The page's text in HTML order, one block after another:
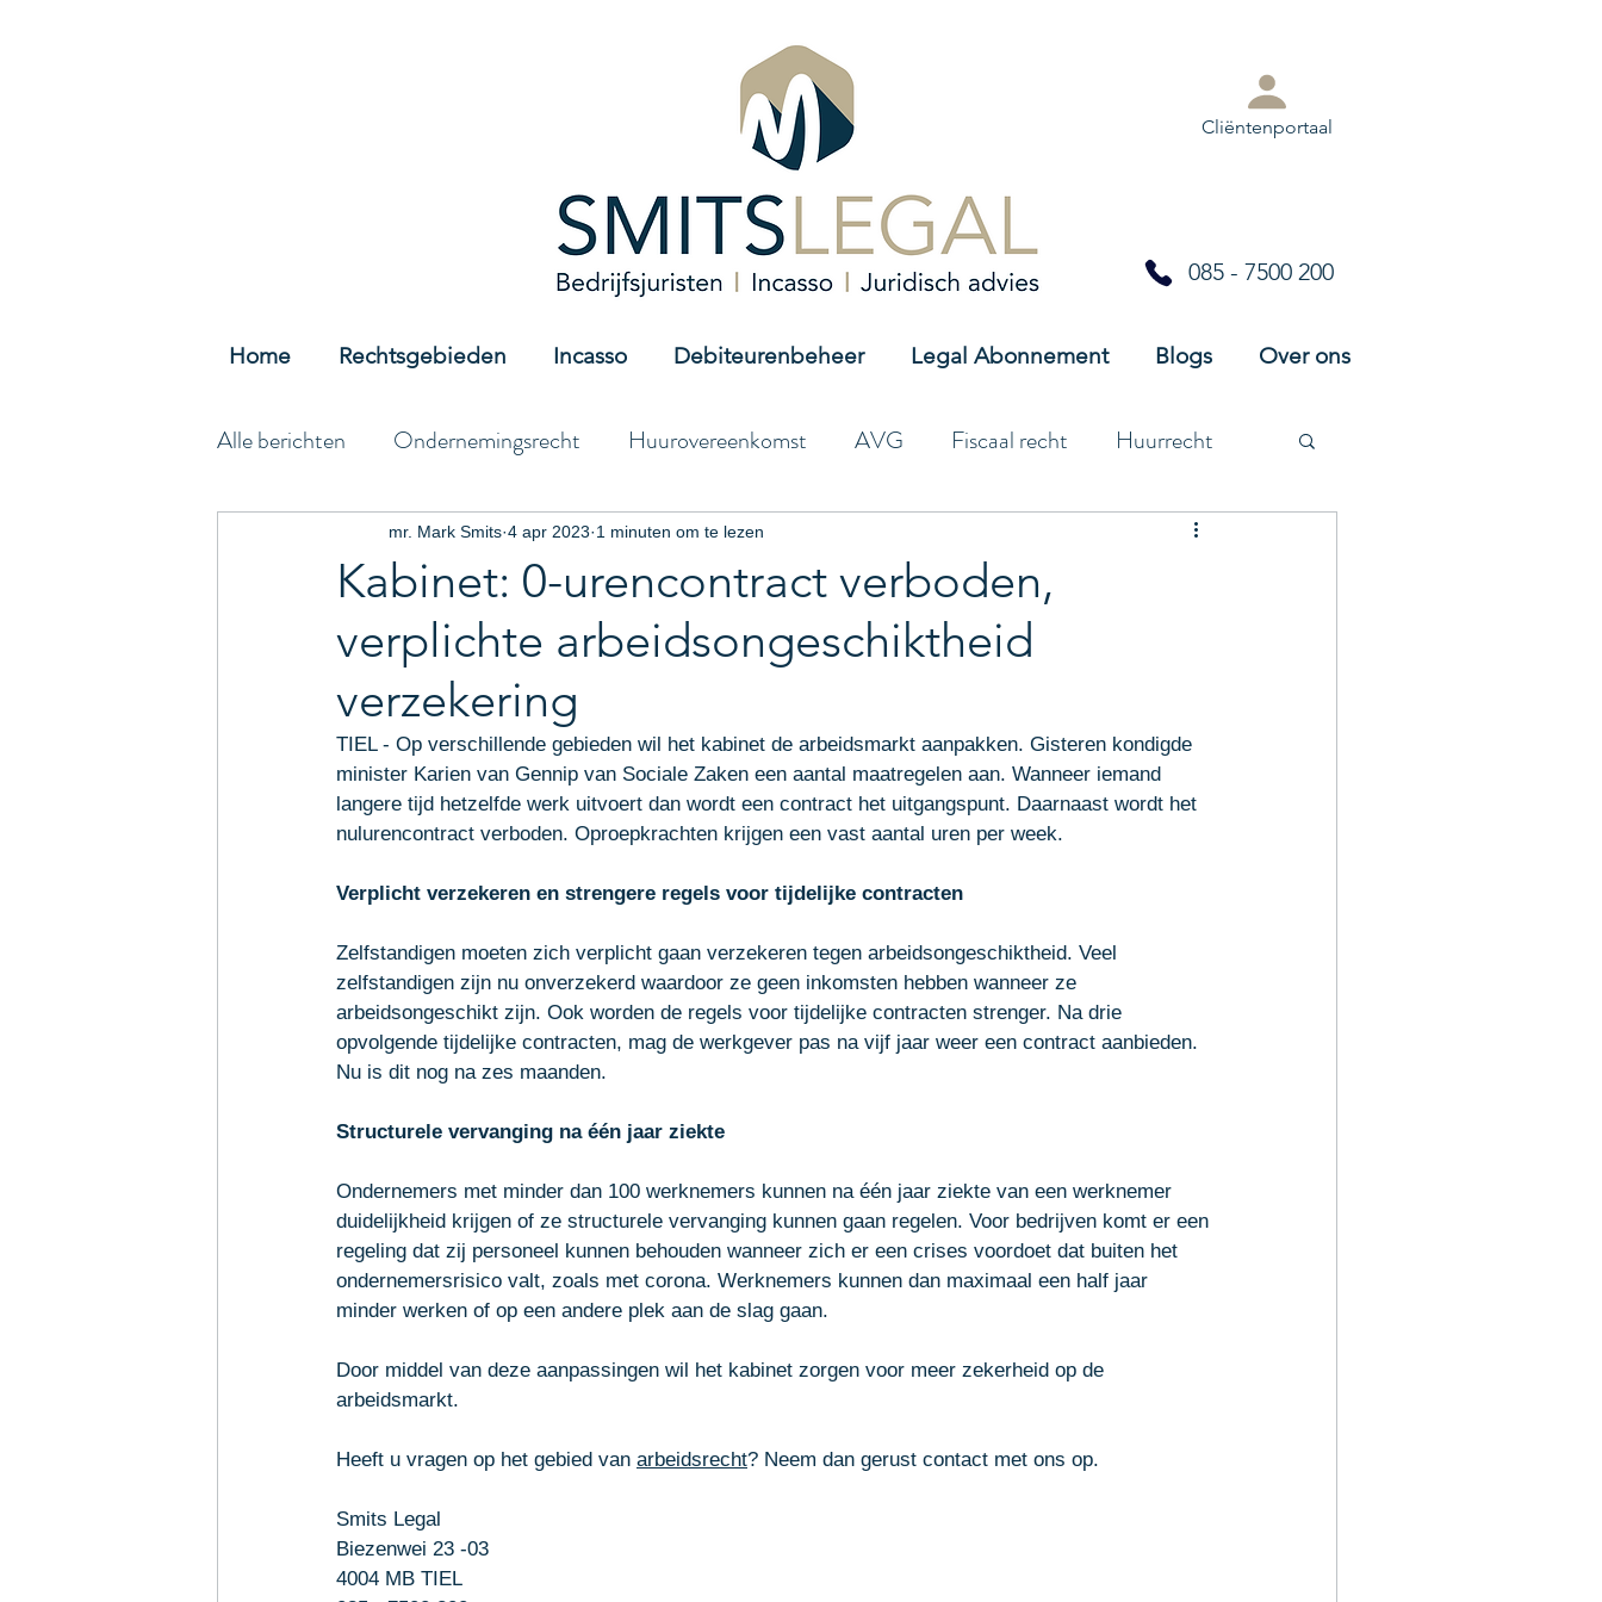
Cliëntenportaal
085 - 7500 200
Home Rechtsgebieden Incasso Debiteurenbeheer Legal Abonnement Blogs Over ons
Alle berichten Ondernemingsrecht Huurovereenkomst AVG Fiscaal recht Huurrecht
Intellectueel eigendomsrecht Bedrijfsjurist
Uw community Legal-Update Bijeenkomst ICT-Recht Facturen
Kabinet: 0-urencontract verboden,
verplichte arbeidsongeschiktheid
verzekering
mr. Mark Smits 4 apr 2023 1 minuten om te lezen
TIEL - Op verschillende gebieden wil het kabinet de arbeidsmarkt aanpakken. Gisteren kondigde
minister Karien van Gennip van Sociale Zaken een aantal maatregelen aan. Wanneer iemand
langere tijd hetzelfde werk uitvoert dan wordt een contract het uitgangspunt. Daarnaast wordt het
nulurencontract verboden. Oproepkrachten krijgen een vast aantal uren per week.
Verplicht verzekeren en strengere regels voor tijdelijke contracten
Zelfstandigen moeten zich verplicht gaan verzekeren tegen arbeidsongeschiktheid. Veel
zelfstandigen zijn nu onverzekerd waardoor ze geen inkomsten hebben wanneer ze
arbeidsongeschikt zijn. Ook worden de regels voor tijdelijke contracten strenger. Na drie
opvolgende tijdelijke contracten, mag de werkgever pas na vijf jaar weer een contract aanbieden.
Nu is dit nog na zes maanden.
Structurele vervanging na één jaar ziekte
Ondernemers met minder dan 100 werknemers kunnen na één jaar ziekte van een werknemer
duidelijkheid krijgen of ze structurele vervanging kunnen gaan regelen. Voor bedrijven komt er een
regeling dat zij personeel kunnen behouden wanneer zich er een crises voordoet dat buiten het
ondernemersrisico valt, zoals met corona. Werknemers kunnen dan maximaal een half jaar
minder werken of op een andere plek aan de slag gaan.
Door middel van deze aanpassingen wil het kabinet zorgen voor meer zekerheid op de
arbeidsmarkt.
Heeft u vragen op het gebied van arbeidsrecht? Neem dan gerust contact met ons op.
Smits Legal
Biezenwei 23 -03
4004 MB TIEL